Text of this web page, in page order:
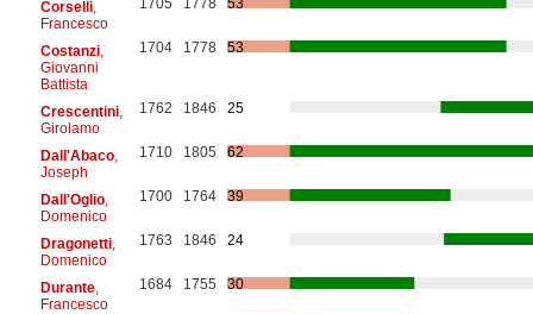
Corselli,
Francesco
1705 1778 53
Costanzi,
Giovanni
Battista
1704 1778 53
Crescentini,
Girolamo
1762 1846 25
Dall'Abaco,
Joseph
1710 1805 62
Dall'Oglio,
Domenico
1700 1764 39
Dragonetti,
Domenico
1763 1846 24
Durante,
Francesco
1684 1755 30